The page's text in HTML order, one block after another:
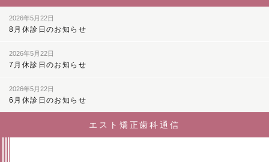
2026年5月22日
8月休診日のお知らせ
2026年5月22日
7月休診日のお知らせ
2026年5月22日
6月休診日のお知らせ
エスト矯正歯科通信